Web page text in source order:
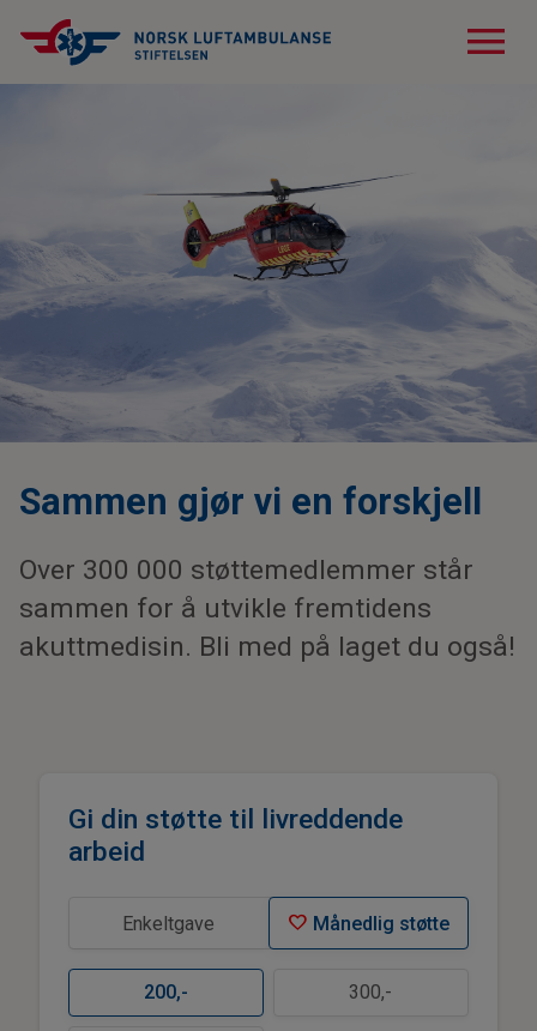
menu
Sammen gjør vi en forskjell
Over 300 000 støttemedlemmer står
sammen for å utvikle fremtidens
akuttmedisin. Bli med på laget du også!
Gi din støtte til livreddende
arbeid
Enkeltgave favorite Månedlig støtte
200,- 300,-